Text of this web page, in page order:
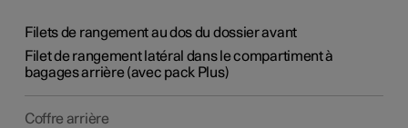
Filets de rangement au dos du dossier avant
Filet de rangement latéral dans le compartiment à
bagages arrière (avec pack Plus)
Coffre arrière